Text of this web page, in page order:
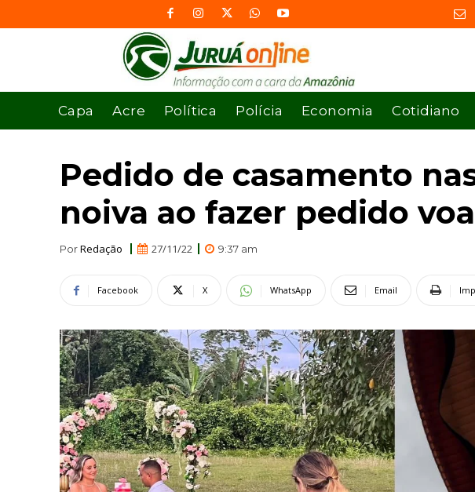
Capa Acre Política Polícia Economia Cotidiano
Pedido de casamento
noiva ao fazer pedido
PorRedação 27/11/22 9:37 am
Facebook X WhatsApp Email